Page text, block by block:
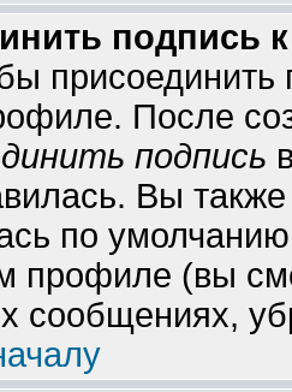
подпись
После
подпись
Вы
по
профиле (вы
сообщениях,